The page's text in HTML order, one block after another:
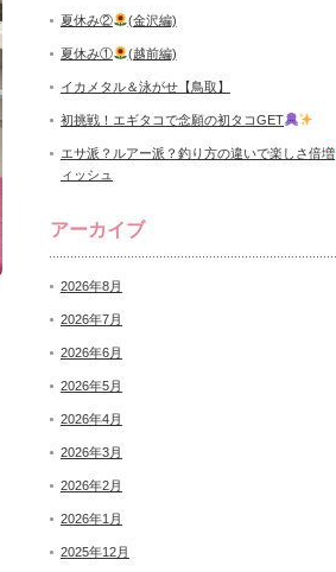
夏休み② (金沢編)
夏休み① (越前編)
イカメタル＆泳がせ【鳥取】
初挑戦！エギタコで念願の初タコGET
エサ派？ルアー派？釣り方の違いで楽しさ倍増
ィッシュ
アーカイブ
2026年8月
2026年7月
2026年6月
2026年5月
2026年4月
2026年3月
2026年2月
2026年1月
2025年12月